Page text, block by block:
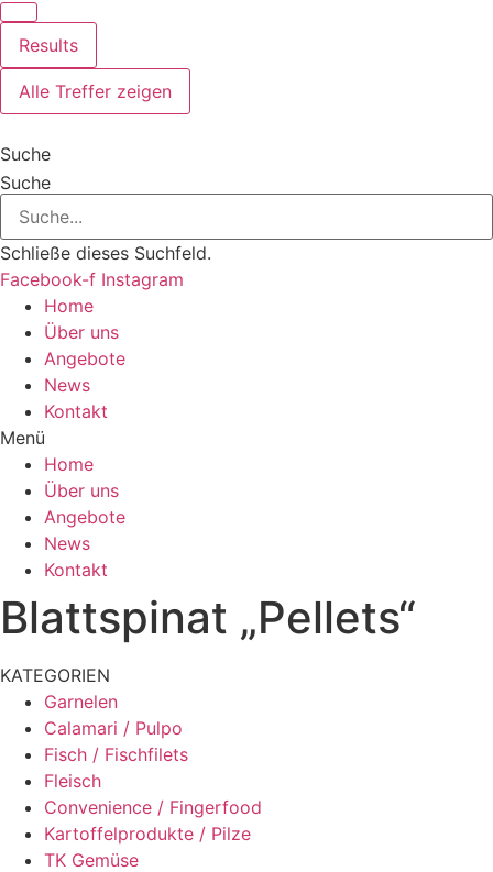
Results
Alle Treffer zeigen
Suche
Suche
Schließe dieses Suchfeld.
Facebook-f Instagram
Home
Über uns
Angebote
News
Kontakt
Menü
Home
Über uns
Angebote
News
Kontakt
Blattspinat „Pellets“
KATEGORIEN
Garnelen
Calamari / Pulpo
Fisch / Fischfilets
Fleisch
Convenience / Fingerfood
Kartoffelprodukte / Pilze
TK Gemüse